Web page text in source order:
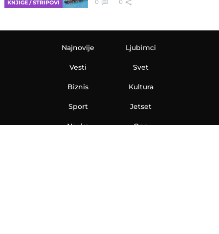
KNJIGE / STRIPOVI 0 0
Najnovije
Vesti
Biznis
Sport
Nauka
Ljubimci
Svet
Kultura
Jetset
Ona